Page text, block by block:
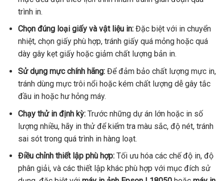
trình in.
Chọn đúng loại giấy và vật liệu in:Đặc biệt với in chuyển
nhiệt, chọn giấy phù hợp, tránh giấy quá mỏng hoặc quá
dày gây kẹt giấy hoặc giảm chất lượng bản in.
Sử dụng mực chính hãng:Để đảm bảo chất lượng mực in,
tránh dùng mực trôi nổi hoặc kém chất lượng dễ gây tắc
đầu in hoặc hư hỏng máy.
Chạy thử in định kỳ:Trước những dự án lớn hoặc in số
lượng nhiều, hãy in thử để kiểm tra màu sắc, độ nét, tránh
sai sót trong quá trình in hàng loạt.
Điều chỉnh thiết lập phù hợp:Tối ưu hóa các chế độ in, độ
phân giải, và các thiết lập khác phù hợp với mục đích sử